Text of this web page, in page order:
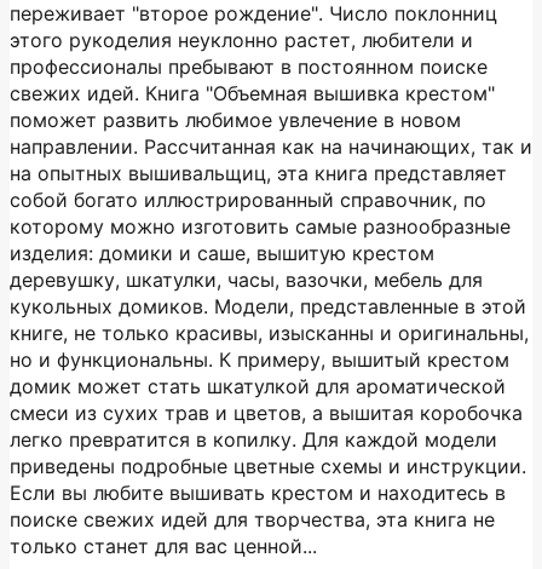
переживает "второе рождение". Число поклонниц
этого рукоделия неуклонно растет, любители и
профессионалы пребывают в постоянном поиске
свежих идей. Книга "Объемная вышивка крестом"
поможет развить любимое увлечение в новом
направлении. Рассчитанная как на начинающих, так и
на опытных вышивальщиц, эта книга представляет
собой богато иллюстрированный справочник, по
которому можно изготовить самые разнообразные
изделия: домики и саше, вышитую крестом
деревушку, шкатулки, часы, вазочки, мебель для
кукольных домиков. Модели, представленные в этой
книге, не только красивы, изысканны и оригинальны,
но и функциональны. К примеру, вышитый крестом
домик может стать шкатулкой для ароматической
смеси из сухих трав и цветов, а вышитая коробочка
легко превратится в копилку. Для каждой модели
приведены подробные цветные схемы и инструкции.
Если вы любите вышивать крестом и находитесь в
поиске свежих идей для творчества, эта книга не
только станет для вас ценной...